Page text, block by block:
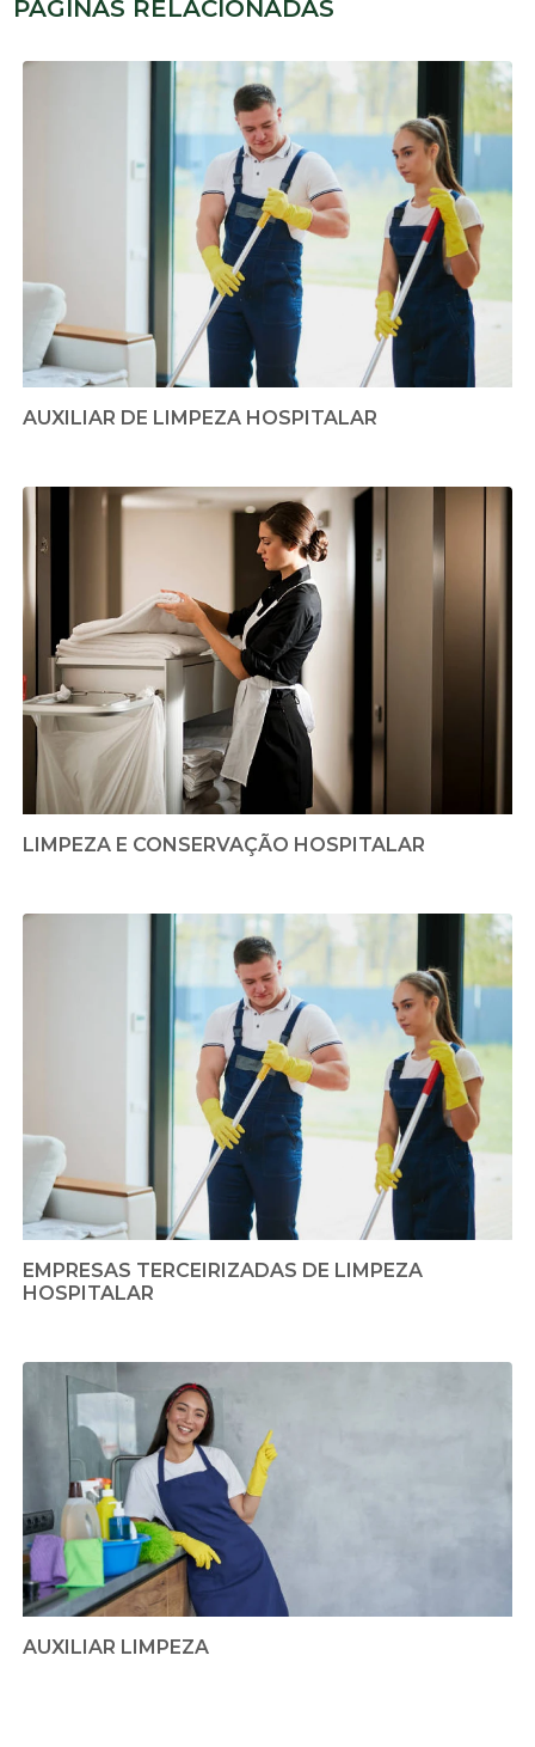
PÁGINAS RELACIONADAS
AUXILIAR DE LIMPEZA HOSPITALAR
LIMPEZA E CONSERVAÇÃO HOSPITALAR
EMPRESAS TERCEIRIZADAS DE LIMPEZA
HOSPITALAR
AUXILIAR LIMPEZA